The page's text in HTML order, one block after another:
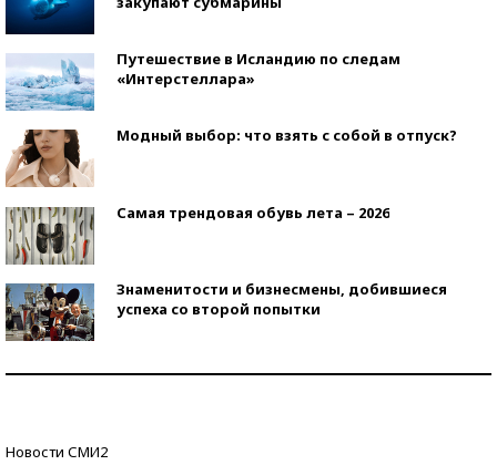
Путешествие в Исландию по следам
«Интерстеллара»
Модный выбор: что взять с собой в отпуск?
Самая трендовая обувь лета – 2026
Знаменитости и бизнесмены, добившиеся
успеха со второй попытки
Новости СМИ2